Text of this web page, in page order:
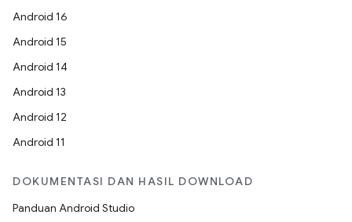
Android 16
Android 15
Android 14
Android 13
Android 12
Android 11
DOKUMENTASI DAN HASIL DOWNLOAD
Panduan Android Studio